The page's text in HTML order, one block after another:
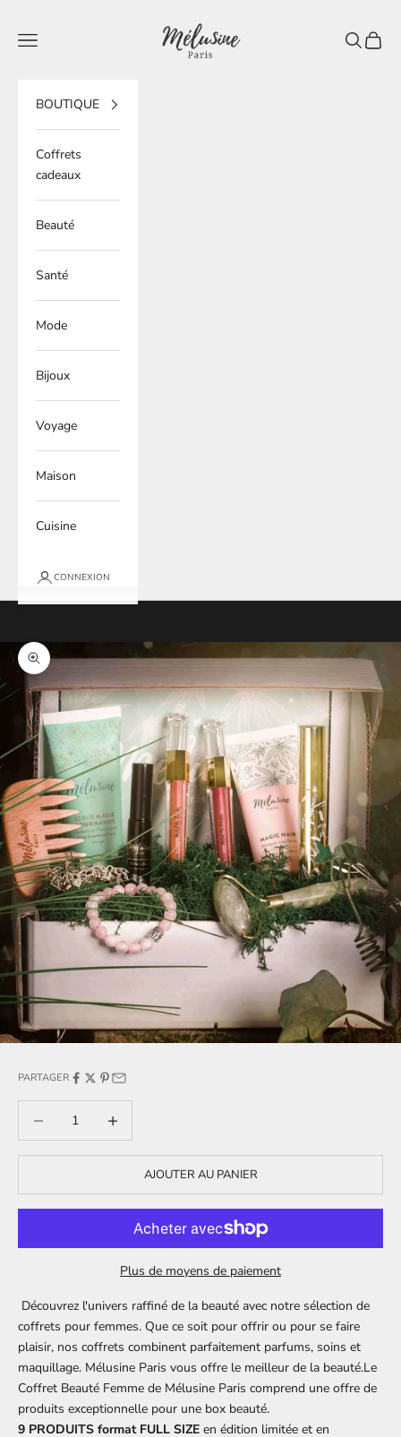
Mélusine Paris
Ouvrir la navigation
Ouvrir la
Voir
BOUTIQUE
Coffrets
cadeaux
Beauté
Santé
Mode
Bijoux
Voyage
Maison
Cuisine
CONNEXION
Zoomer sur l'image
PARTAGER
AJOUTER AU PANIER
Plus de moyens de paiement
Découvrez l'univers raffiné de la beauté avec notre sélection de
coffrets pour femmes. Que ce soit pour offrir ou pour se faire
plaisir, nos coffrets combinent parfaitement parfums, soins et
maquillage. Mélusine Paris vous offre le meilleur de la beauté.Le
Coffret Beauté Femme de Mélusine Paris comprend une offre de
produits exceptionnelle pour une box beauté.
9 PRODUITS format FULL SIZE en édition limitée et en